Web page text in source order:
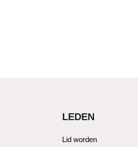
LEDEN
Lid worden